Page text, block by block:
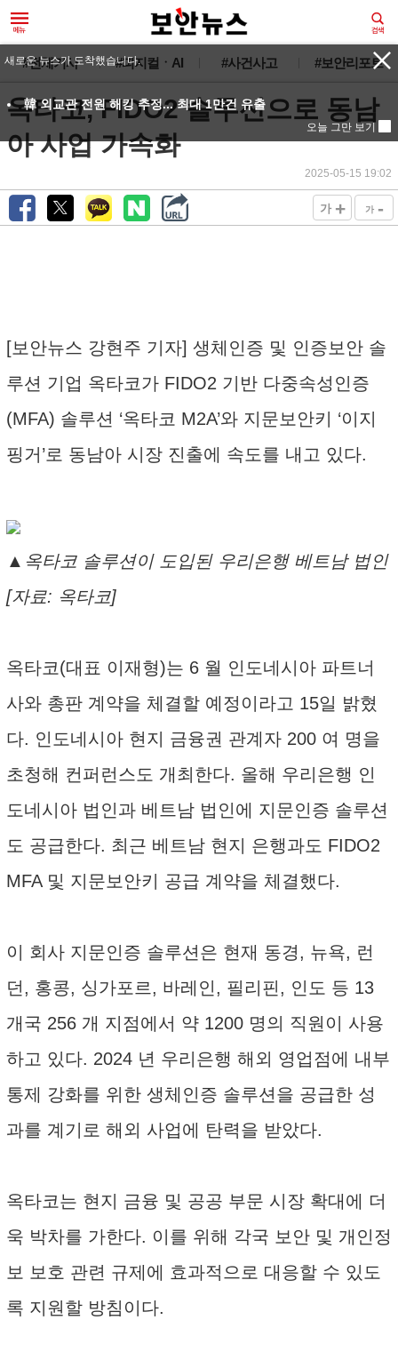
#전체기사 #피지컬ㆍAI #사건사고 #보안리포트
옥타코, FIDO2 솔루션으로 동남
아 사업 가속화
2025-05-15 19:02
가 + 가 -
[보안뉴스 강현주 기자] 생체인증 및 인증보안 솔
루션 기업 옥타코가 FIDO2 기반 다중속성인증
(MFA) 솔루션 ‘옥타코 M2A’와 지문보안키 ‘이지
핑거’로 동남아 시장 진출에 속도를 내고 있다.
▲옥타코 솔루션이 도입된 우리은행 베트남 법인
[자료: 옥타코]
옥타코(대표 이재형)는 6 월 인도네시아 파트너
사와 총판 계약을 체결할 예정이라고 15일 밝혔
다. 인도네시아 현지 금융권 관계자 200 여 명을
초청해 컨퍼런스도 개최한다. 올해 우리은행 인
도네시아 법인과 베트남 법인에 지문인증 솔루션
도 공급한다. 최근 베트남 현지 은행과도 FIDO2
MFA 및 지문보안키 공급 계약을 체결했다.
이 회사 지문인증 솔루션은 현재 동경, 뉴욕, 런
던, 홍콩, 싱가포르, 바레인, 필리핀, 인도 등 13
개국 256 개 지점에서 약 1200 명의 직원이 사용
하고 있다. 2024 년 우리은행 해외 영업점에 내부
통제 강화를 위한 생체인증 솔루션을 공급한 성
과를 계기로 해외 사업에 탄력을 받았다.
옥타코는 현지 금융 및 공공 부문 시장 확대에 더
욱 박차를 가한다. 이를 위해 각국 보안 및 개인정
보 보호 관련 규제에 효과적으로 대응할 수 있도
록 지원할 방침이다.
새로운 뉴스가 도착했습니다.
韓 외교관 전원 해킹 추정... 최대 1만건 유출
오늘 그만 보기